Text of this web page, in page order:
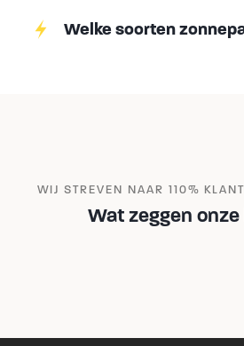
Welke soorten
WIJ STREVEN NAAR 110%
Wat zeggen